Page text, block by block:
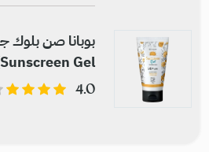
Sunscreen Gel)
4.0